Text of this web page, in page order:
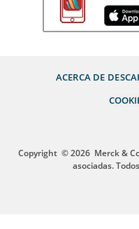
ACERCA DE
Copyright © 2026 Merck &
asociadas.